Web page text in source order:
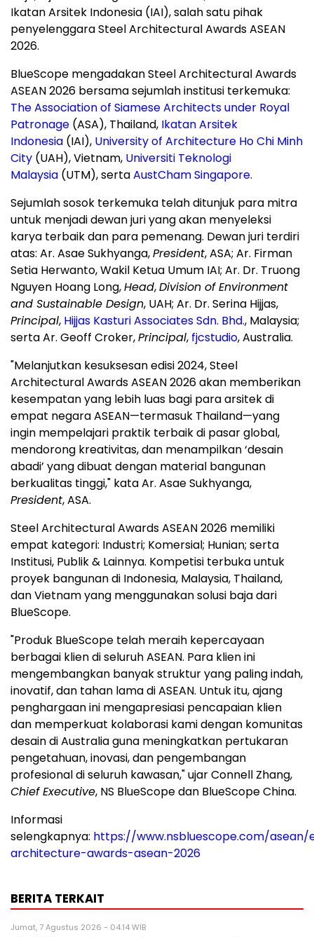
Ikatan Arsitek Indonesia (IAI), salah satu pihak
penyelenggara Steel Architectural Awards ASEAN
2026.
BlueScope mengadakan Steel Architectural Awards
ASEAN 2026 bersama sejumlah institusi terkemuka:
The Association of Siamese Architects under Royal
Patronage (ASA), Thailand, Ikatan Arsitek
Indonesia (IAI), University of Architecture Ho Chi Minh
City (UAH), Vietnam, Universiti Teknologi
Malaysia (UTM), sertaAustCham Singapore.
Sejumlah sosok terkemuka telah ditunjuk para mitra
untuk menjadi dewan juri yang akan menyeleksi
karya terbaik dan para pemenang. Dewan juri terdiri
atas: Ar. Asae Sukhyanga,President, ASA; Ar. Firman
Setia Herwanto, Wakil Ketua Umum IAI; Ar. Dr. Truong
Nguyen Hoang Long,Head,Division of Environment
and Sustainable Design, UAH; Ar. Dr. Serina Hijjas,
Principal, Hijjas Kasturi Associates Sdn. Bhd., Malaysia;
serta Ar. Geoff Croker,Principal, fjcstudio,Australia.
"Melanjutkan kesuksesan edisi 2024, Steel
Architectural Awards ASEAN 2026 akan memberikan
kesempatan yang lebih luas bagi para arsitek di
empat negara ASEAN—termasuk Thailand—yang
ingin mempelajari praktik terbaik di pasar global,
mendorong kreativitas, dan menampilkan ‘desain
abadi’ yang dibuat dengan material bangunan
berkualitas tinggi," kata Ar. Asae Sukhyanga,
President, ASA.
Steel Architectural Awards ASEAN 2026 memiliki
empat kategori: Industri; Komersial; Hunian; serta
Institusi, Publik & Lainnya. Kompetisi terbuka untuk
proyek bangunan di Indonesia, Malaysia, Thailand,
danVietnamyang menggunakan solusi baja dari
BlueScope.
"Produk BlueScope telah meraih kepercayaan
berbagai klien di seluruh ASEAN. Para klien ini
mengembangkan banyak struktur yang paling indah,
inovatif, dan tahan lama di ASEAN. Untuk itu, ajang
penghargaan ini mengapresiasi pencapaian klien
dan memperkuat kolaborasi kami dengan komunitas
desain diAustraliaguna meningkatkan pertukaran
pengetahuan, inovasi, dan pengembangan
profesional di seluruh kawasan," ujarConnell Zhang,
Chief Executive, NS BlueScope dan BlueScope China.
Informasi
selengkapnya: https://www.nsbluescope.com/
architecture-awards-asean-2026
BERITA TERKAIT
Jumat, 7 Agustus 2026 - 04:14 WIB